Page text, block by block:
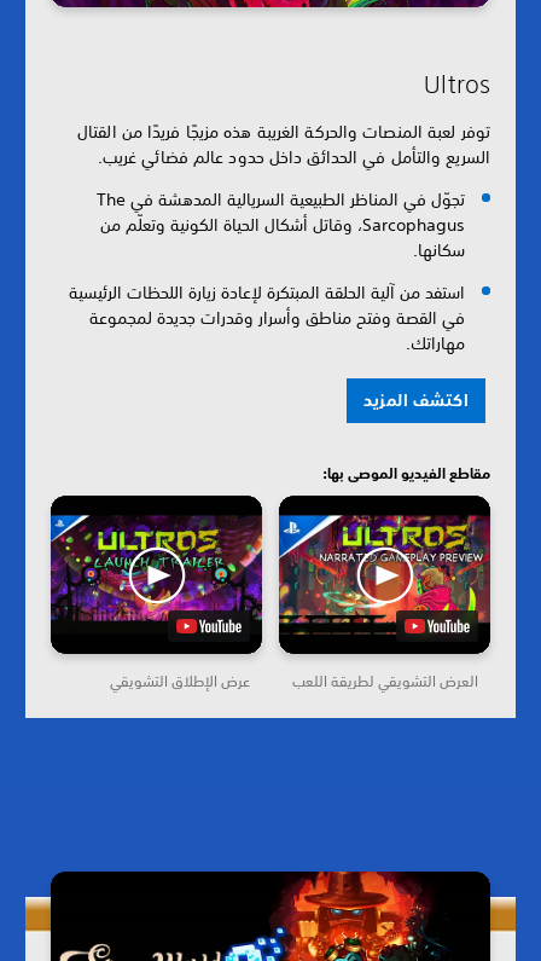
Ultros
توفر لعبة المنصات والحركة الغريبة هذه مزيجًا فريدًا من القتال
السريع والتأمل في الحدائق داخل حدود عالم فضائي غريب.
تجوّل في المناظر الطبيعية السريالية المدهشة في The
Sarcophagus، وقاتل أشكال الحياة الكونية وتعلّم من
سكانها.
استفد من آلية الحلقة المبتكرة لإعادة زيارة اللحظات الرئيسية
في القصة وفتح مناطق وأسرار وقدرات جديدة لمجموعة
مهاراتك.
اكتشف المزيد
مقاطع الفيديو الموصى بها:
عرض الإطلاق التشويقي العرض التشويقي لطريقة اللعب